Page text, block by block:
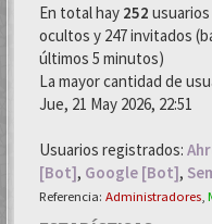
En total hay 252
ocultos y 247 invitados
últimos 5 minutos)
La mayor cantidad de
Jue, 21 May 2026, 22:51
Usuarios registrados:
[Bot], Google [Bot],
Referencia: Administradores